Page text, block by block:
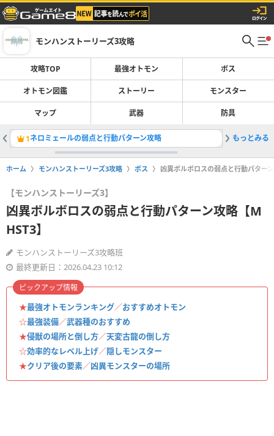
モンハンストーリーズ3攻略
攻略TOP 最強オトモン ボス
オトモン図鑑 ストーリー モンスター
マップ 武器 防具
1ネロミェールの弱点と行動パターン攻略 2ゴシャ
もっとみる
ホーム モンハンストーリーズ3攻略 ボス 凶異ボルボロスの弱点と行動パター
【モンハンストーリーズ3】
凶異ボルボロスの弱点と行動パターン攻略【M
HST3】
モンハンストーリーズ3攻略班
最終更新日：2026.04.23 10:12
★最強オトモンランキング／おすすめオトモン
☆最強装備／武器種のおすすめ
★侵獣の場所と倒し方／天変古龍の倒し方
☆効率的なレベル上げ／隠しモンスター
★クリア後の要素／凶異モンスターの場所
ピックアップ情報